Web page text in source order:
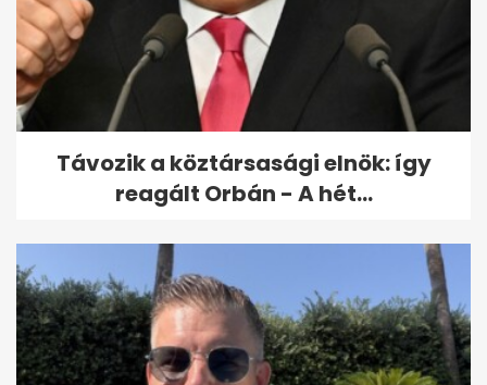
Kiderült, hogyan végzett
gyilkosa a Budapesten eltűnt
amerikai...
Távozik a köztársasági elnök: így
reagált Orbán - A hét...